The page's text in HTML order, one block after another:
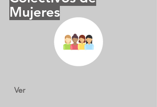
Mujeres
Ver